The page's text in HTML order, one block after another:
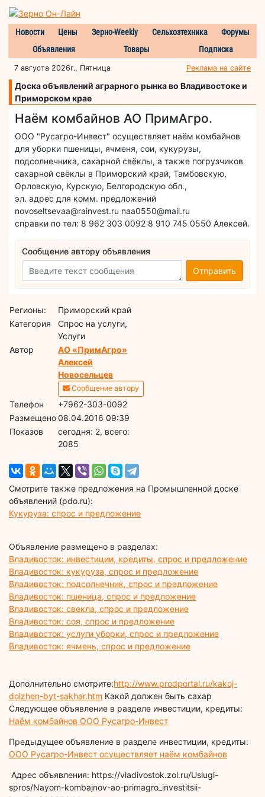
Новости Цены Зерно-Weekly Сельхозтехника
Форумы
Объявления
Товары Подписка
7 августа 2026г., Пятница Реклама на сайте
Доска объявлений аграрного рынка во Владивостоке и
Приморском крае
Наём комбайнов АО ПримАгро.
ООО "Русагро-Инвест" осуществляет наём комбайнов
для уборки пшеницы, ячменя, сои, кукурузы,
подсолнечника, сахарной свёклы, а также погрузчиков
сахарной свёклы в Приморский край, Тамбовскую,
Орловскую, Курскую, Белгородскую обл.,
эл. адрес для комм. предложений
novoseltsevaa@rainvest.ru naa0550@mail.ru
справки по тел: 8 962 303 0092 8 910 745 0550 Алексей.
Сообщение автору объявления
Отправить
Регионы:
Приморский край
Категория
Спрос на услуги,
Услуги
Автор
АО «ПримАгро»
Алексей
Новосельцев
Сообщение автору
Телефон
+7962-303-0092
Размещено08.04.2016 09:39
Показов
cегодня: 2, всего:
2085
Смотрите также предложения на Промышленной доске
объявлений (pdo.ru):
Кукуруза: спрос и предложение
Объявление размещено в разделах:
Владивосток: инвестиции, кредиты, спрос и предложение
Владивосток: кукуруза, спрос и предложение
Владивосток: подсолнечник, спрос и предложение
Владивосток: пшеница, спрос и предложение
Владивосток: свекла, спрос и предложение
Владивосток: соя, спрос и предложение
Владивосток: услуги уборки, спрос и предложение
Владивосток: ячмень, спрос и предложение
Дополнительно смотрите:http://www.prodportal.ru/kakoj-
dolzhen-byt-sakhar.htm Какой должен быть сахар
Следующее объявление в разделе инвестиции, кредиты:
Наём комбайнов ООО Русагро-Инвест
Предыдущее объявление в разделе инвестиции, кредиты:
ООО Русагро-Инвест осуществляет наём комбайнов
Адрес объявления: https://vladivostok.zol.ru/Uslugi-
spros/Nayom-kombajnov-ao-primagro_investitsii-